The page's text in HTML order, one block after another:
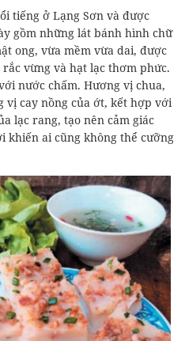
tiếng ở Lạng Sơn và được
gồm những lát bánh hình chữ
ong, vừa mềm vừa dai, được
vừng và hạt lạc thơm phức.
nước chấm. Hương vị chua,
vị cay nồng của ớt, kết hợp với
lạc rang, tạo nên cảm giác
khiến ai cũng không thể cưỡng